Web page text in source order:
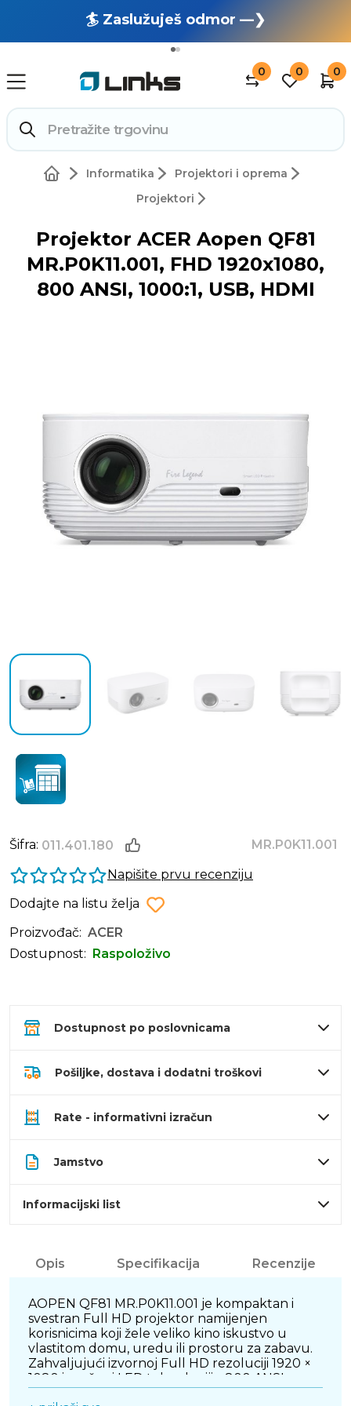
🏄 Zaslužuješ odmor —❯
🔥 OUTLET: TOTALNA RASPRODAJA —❯
0 0 0
Informatika
Projektori i oprema
Projektori
Projektor ACER Aopen QF81
MR.P0K11.001, FHD 1920x1080,
800 ANSI, 1000:1, USB, HDMI
Šifra: 011.401.180
MR.P0K11.001
Napišite prvu recenziju
Dodajte na listu želja
Proizvođač: ACER
Dostupnost:
Raspoloživo
Dostupnost po poslovnicama
Pošiljke, dostava i dodatni troškovi
Rate - informativni izračun
Jamstvo
Informacijski list
Opis Specifikacija Recenzije
AOPEN QF81 MR.P0K11.001 je kompaktan i
svestran Full HD projektor namijenjen
korisnicima koji žele veliko kino iskustvo u
vlastitom domu, uredu ili prostoru za zabavu.
Zahvaljujući izvornoj Full HD rezoluciji 1920 ×
1080 i snažnoj LED tehnologiji s 800 ANSI